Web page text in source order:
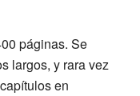
páginas. Se
largos, y rara vez
en